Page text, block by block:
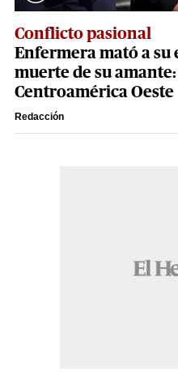
Conflicto pasional
Enfermera mató a su
muerte de su
Centroamérica Oeste
Redacción